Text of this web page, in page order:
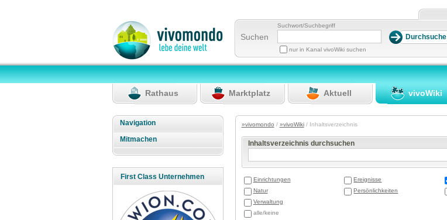
Suchen
Suchwort/Suchbegriff
nur in Kanal vivoWiki suchen
Rathaus Marktplatz Aktuell vivoWiki
Navigation
Mitmachen
First Class Unternehmen
»vivomondo / »vivoWiki/ Inhaltsverzeichnis
Inhaltsverzeichnis durchsuchen
Einrichtungen Ereignisse
Natur
Persönlichkeiten
Verwaltung
alle/keine